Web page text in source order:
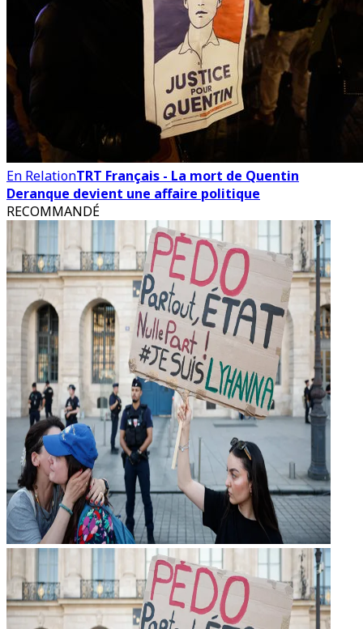
En RelationTRT Français - La mort de Quentin
Deranque devient une affaire politique
RECOMMANDÉ